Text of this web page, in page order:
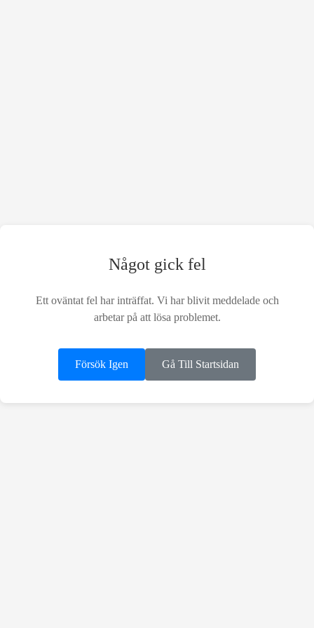
Något gick fel
Ett oväntat fel har inträffat. Vi har blivit meddelade och
arbetar på att lösa problemet.
Försök Igen Gå Till Startsidan